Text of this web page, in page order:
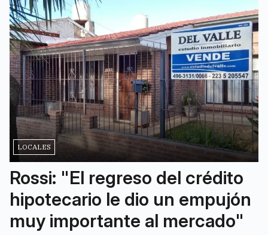
LOCALES
Rossi: "El regreso del crédito
hipotecario le dio un empujón
muy importante al mercado"